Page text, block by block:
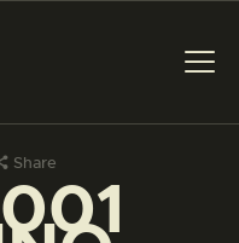
Share